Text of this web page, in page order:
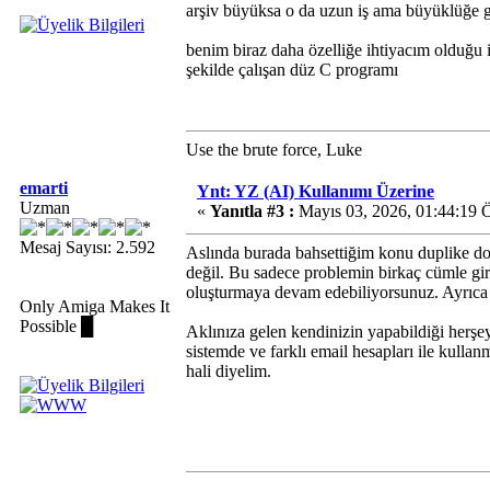
arşiv büyüksa o da uzun iş ama büyüklüğe
benim biraz daha özelliğe ihtiyacım olduğu
şekilde çalışan düz C programı
Use the brute force, Luke
emarti
Uzman
Mesaj Sayısı: 2.592
Only Amiga Makes It
Possible █
Ynt: YZ (AI) Kullanımı Üzerine
« Yanıtla #3 : Mayıs 03, 2026, 01:44:19
Aslında burada bahsettiğim konu duplike
değil. Bu sadece problemin birkaç cümle
oluşturmaya devam edebiliyorsunuz.
Aklınıza gelen kendinizin yapabildiği
sistemde ve farklı email hesapları ile
hali diyelim.